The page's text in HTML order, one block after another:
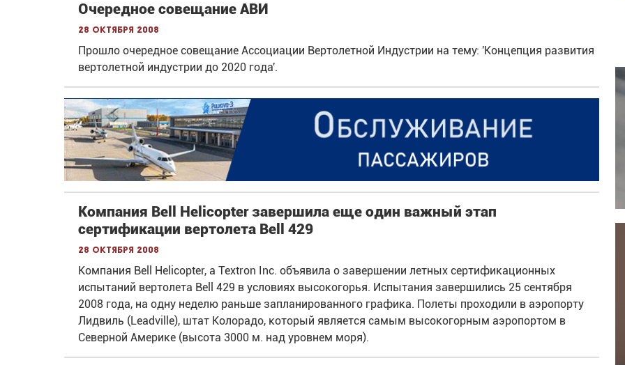
Очередное совещание АВИ
28 октября 2008
Прошло очередное совещание Ассоциации Вертолетной Индустрии на тему: 'Концепция развития
вертолетной индустрии до 2020 года'.
Компания Bell Helicopter завершила еще один важный этап
сертификации вертолета Bell 429
28 октября 2008
Компания Bell Helicopter, a Textron Inc. объявила о завершении летных сертификационных
испытаний вертолета Bell 429 в условиях высокогорья. Испытания завершились 25 сентября
2008 года, на одну неделю раньше запланированного графика. Полеты проходили в аэропорту
Лидвиль (Leadville), штат Колорадо, который является самым высокогорным аэропортом в
Северной Америке (высота 3000 м. над уровнем моря).